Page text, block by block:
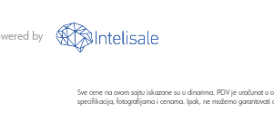
by
Sve cene na ovom sajtu iskazane su u dinarima. PDV je uračunat
specifikacija, fotografijama i cenama. Ipak, ne možemo